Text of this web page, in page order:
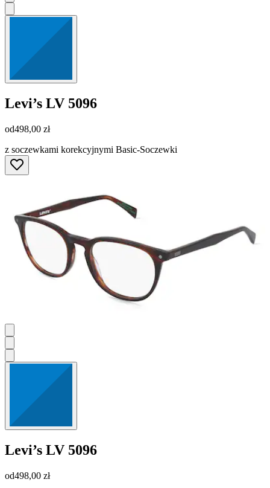
Levi’s LV 5096
od498,00 zł
z soczewkami korekcyjnymi Basic-Soczewki
Levi’s LV 5096
od498,00 zł